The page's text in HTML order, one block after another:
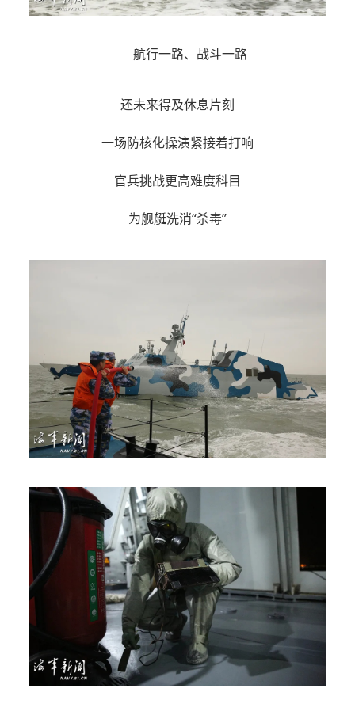
航行一路、战斗一路
还未来得及休息片刻
一场防核化操演紧接着打响
官兵挑战更高难度科目
为舰艇洗消“杀毒”